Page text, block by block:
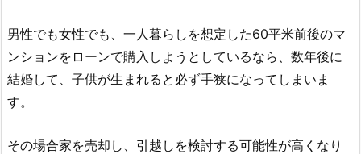
男性でも女性でも、一人暮らしを想定した60平米前後のマ
ンションをローンで購入しようとしているなら、数年後に
結婚して、子供が生まれると必ず手狭になってしまいま
す。
その場合家を売却し、引越しを検討する可能性が高くなり